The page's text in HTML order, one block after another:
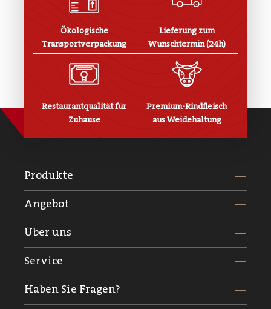
Ökologische
Transportverpackung
Lieferung zum
Wunschtermin (24h)
Restaurantqualität für
Zuhause
Premium-Rindfleisch
aus Weidehaltung
Produkte
Angebot
Über uns
Service
Haben Sie Fragen?